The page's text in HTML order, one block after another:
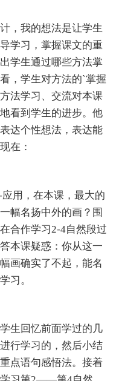
我的想法是让学生
学习，掌握课文的重
学生通过哪些方法掌
，学生对方法的`掌握
法学习、交流对本课
看到学生的进步。他
达个性想法，表达能
在：
用，在本课，最大的
幅名扬中外的画？围
合作学习2-4自然段过
本课疑惑：你从这一
画确实了不起，能名
习。
生回忆前面学过的几
行学习的，然后小结
点语句感悟法。接着